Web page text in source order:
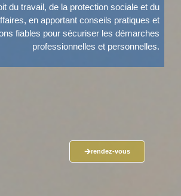
du travail, de la protection sociale et du
en apportant conseils pratiques et
fiables pour sécuriser les démarches
professionnelles et personnelles.
rendez-vous